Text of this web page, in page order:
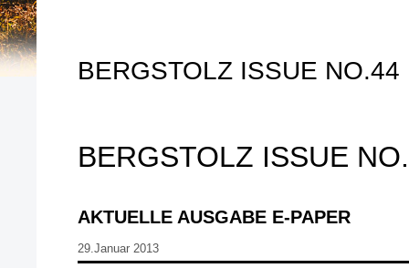
BERGSTOLZ ISSUE NO.44
BERGSTOLZ ISSUE
AKTUELLE AUSGABE E-PAPER
29.Januar 2013